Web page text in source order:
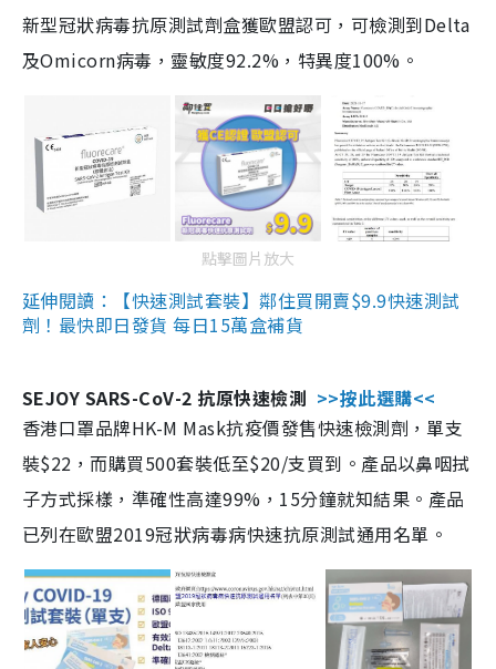
新型冠狀病毒抗原測試劑盒獲歐盟認可，可檢測到Delta
及Omicorn病毒，靈敏度92.2%，特異度100%。
點擊圖片放大
延伸閱讀：【快速測試套裝】鄰住買開賣$9.9快速測試
劑！最快即日發貨 每日15萬盒補貨
SEJOY SARS-CoV-2 抗原快速檢測 >>按此選購<<
香港口罩品牌HK-M Mask抗疫價發售快速檢測劑，單支
裝$22，而購買500套裝低至$20/支買到。產品以鼻咽拭
子方式採樣，準確性高達99%，15分鐘就知結果。產品
已列在歐盟2019冠狀病毒病快速抗原測試通用名單。